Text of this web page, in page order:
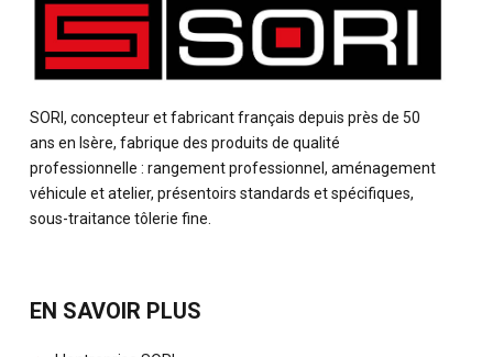
SORI, concepteur et fabricant français depuis près de 50
ans en Isère, fabrique des produits de qualité
professionnelle : rangement professionnel, aménagement
véhicule et atelier, présentoirs standards et spécifiques,
sous-traitance tôlerie fine.
EN SAVOIR PLUS